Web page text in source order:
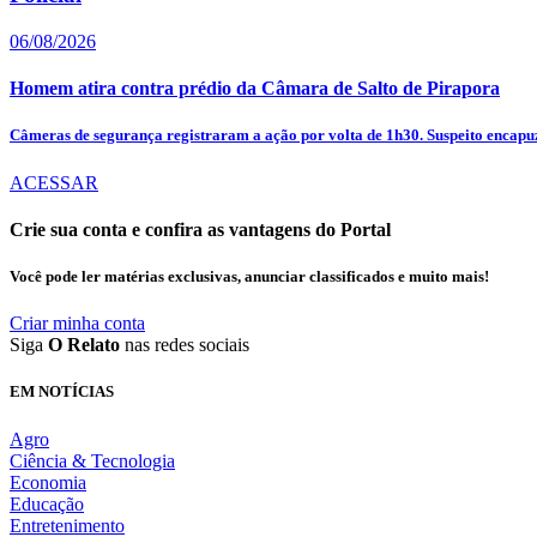
06/08/2026
Homem atira contra prédio da Câmara de Salto de Pirapora
Câmeras de segurança registraram a ação por volta de 1h30. Suspeito
ACESSAR
Crie sua conta e confira as vantagens do Portal
Você pode ler matérias exclusivas, anunciar classificados e muito mais!
Criar minha conta
Siga O Relato nas redes sociais
EM NOTÍCIAS
Agro
Ciência & Tecnologia
Economia
Educação
Entretenimento